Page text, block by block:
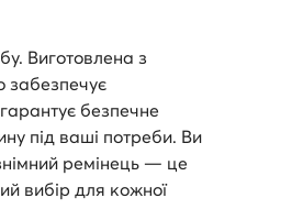
Виготовлена з
забезпечує
безпечне
під ваші потреби. Ви
ремінець — це
вибір для кожної